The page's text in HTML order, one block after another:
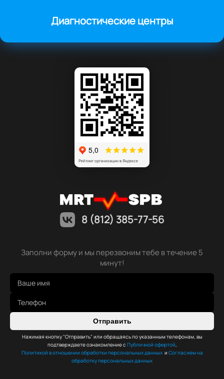
Диагностические центры
8 (812) 385-77-56
Заполни форму и мы перезвоним тебе в течение 5
минут!
Отправить
Нажимая кнопку "Отправить" или обращаясь по указанным телефонам, вы
подтверждаете ознакомление с Публичной офертой,
Политикой в отношении обработки персональных данных и Согласием на
обработку персональных данных